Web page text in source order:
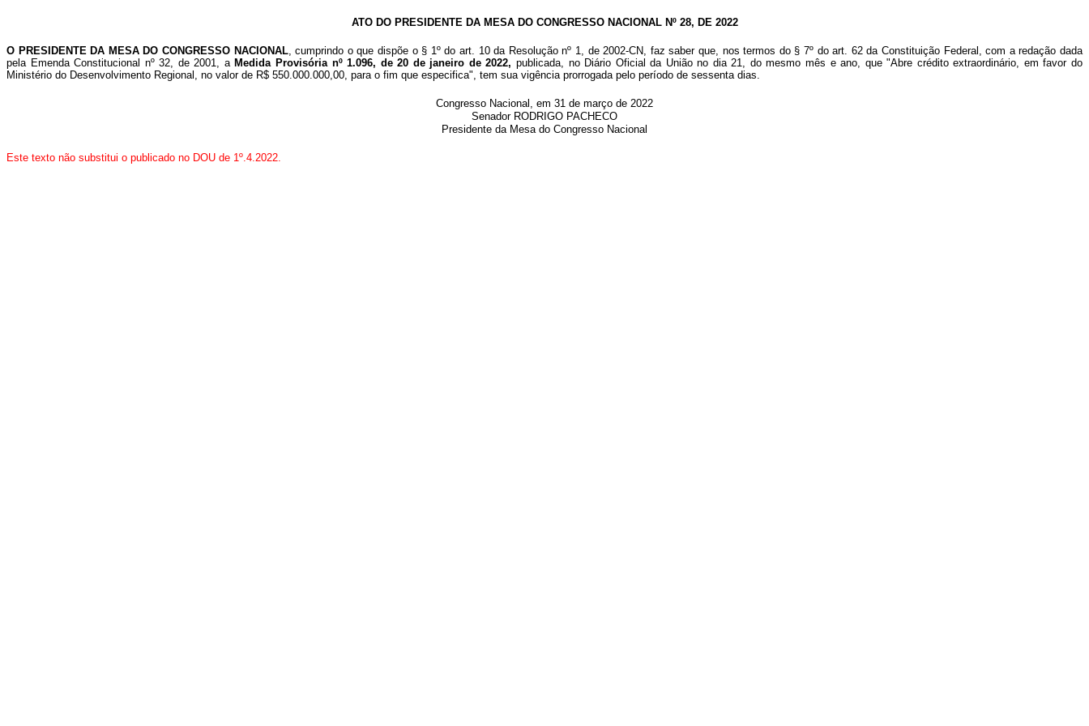
ATO DO PRESIDENTE DA MESA DO CONGRESSO NACIONAL Nº 28, DE 2022
O PRESIDENTE DA MESA DO CONGRESSO NACIONAL, cumprindo o que dispõe o § 1º do art. 10 da Resolução nº 1, de 2002-CN, faz saber que, nos termos do § 7º do art. 62 daConstituição Federal, com a redação dada
pela Emenda Constitucional nº 32, de 2001, a Medida Provisória nº 1.096, de 20 de janeiro de 2022, publicada, no Diário Oficial da União no dia 21, do mesmo mês e ano, que "Abre crédito extraordinário, em favor do
Ministério do Desenvolvimento Regional, no valor de R$ 550.000.000,00, para o fim que especifica", tem sua vigência prorrogada pelo período de sessenta dias.
Congresso Nacional, em 31 de março de 2022
Senador RODRIGO PACHECO
Presidente da Mesa do Congresso Nacional
Este texto não substitui o publicado no DOU de 1º.4.2022.